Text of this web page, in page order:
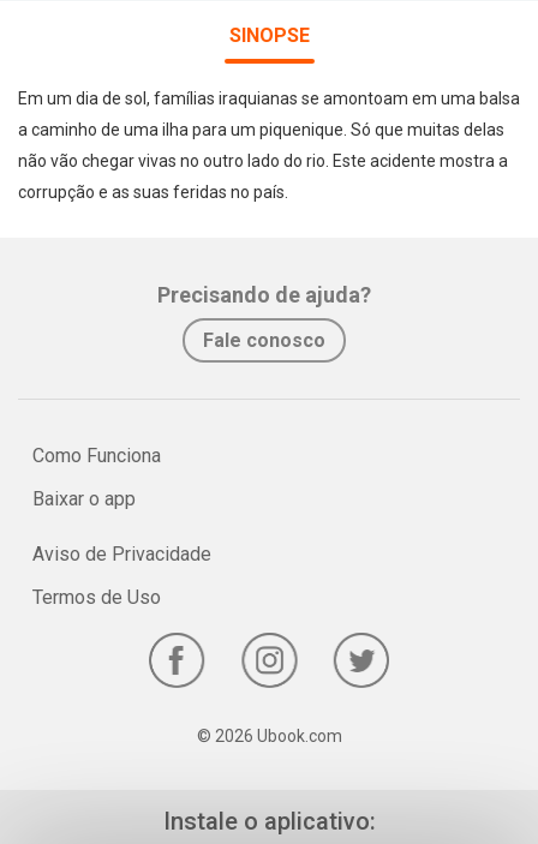
SINOPSE
Em um dia de sol, famílias iraquianas se amontoam em uma balsa
a caminho de uma ilha para um piquenique. Só que muitas delas
não vão chegar vivas no outro lado do rio. Este acidente mostra a
corrupção e as suas feridas no país.
Precisando de ajuda?
Fale conosco
Como Funciona
Baixar o app
Aviso de Privacidade
Termos de Uso
© 2026 Ubook.com
Instale o aplicativo: